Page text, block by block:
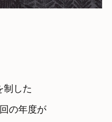
制した
の年度が